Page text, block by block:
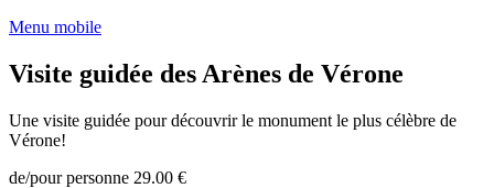
Menu mobile
Visite guidée des Arènes de Vérone
Une visite guidée pour découvrir le monument le plus célèbre de
Vérone!
de/pour personne 29.00 €